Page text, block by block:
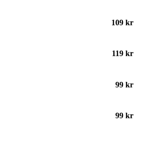
109 kr
119 kr
99 kr
99 kr